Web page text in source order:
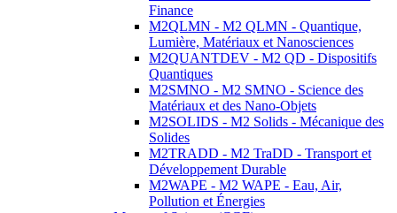
Finance
M2QLMN - M2 QLMN - Quantique,
Lumière, Matériaux et Nanosciences
M2QUANTDEV - M2 QD - Dispositifs
Quantiques
M2SMNO - M2 SMNO - Science des
Matériaux et des Nano-Objets
M2SOLIDS - M2 Solids - Mécanique des
Solides
M2TRADD - M2 TraDD - Transport et
Développement Durable
M2WAPE - M2 WAPE - Eau, Air,
Pollution et Énergies